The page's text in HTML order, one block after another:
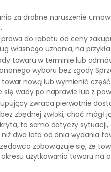
za drobne naruszenie
prawa do rabatu od ceny
własnego uznania, na
towaru w terminie lub
wyboru bez zgody
nową lub wymienić
wady po naprawie lub z
zwraca pierwotnie
bez zbędnej zwłoki, choć
to samo dotyczy sytuacji,
dwa lata od dnia wydania
zobowiązuje się, że
użytkowania towaru na